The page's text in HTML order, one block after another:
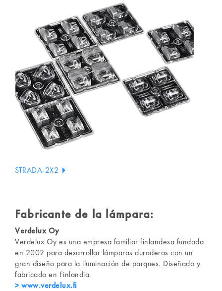
STRADA-2X2
Fabricante de la lámpara:
Verdelux Oy
Verdelux Oy es una empresa familiar finlandesa fundada
en 2002 para desarrollar lámparas duraderas con un
gran diseño para la iluminación de parques. Diseñado y
fabricado en Finlandia.
> www.verdelux.fi